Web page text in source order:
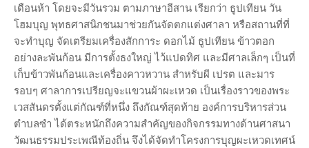
เดือนห้า โดยจะมีวันรวม ตามภาษาอีสาน เรียกว่า ธูปเทียน วัน
โฮมบุญ พุทธศาสนิกชนมาช่วยกันจัดตกแต่งศาลา หรือสถานที่ที่
จะทำบุญ จัดเตรียมเครื่องสักการะ ดอกไม้ ธูปเทียน ข้าวตอก
อย่างละพันก้อน มีการตั้งธงใหญ่ ไว้แปดทิศ และมีศาลเล็กๆ เป็นที่
เก็บข้าวพันก้อนและเครื่องคาวหวาน สำหรับผี เปรต และมาร
รอบๆ ศาลาการเปรียญจะแขวนผ้าผะเหวด เป็นเรื่องราวของพระ
เวสสันดรตั้งแต่กัณฑ์ที่หนึ่ง ถึงกัณฑ์สุดท้าย องค์การบริหารส่วน
ตำบลซำ ได้ตระหนักถึงความสำคัญของกิจกรรมทางด้านศาสนา
วัฒนธรรมประเพณีท้องถิ่น จึงได้จัดทำโครงการบุญผะเหวดเทศน์